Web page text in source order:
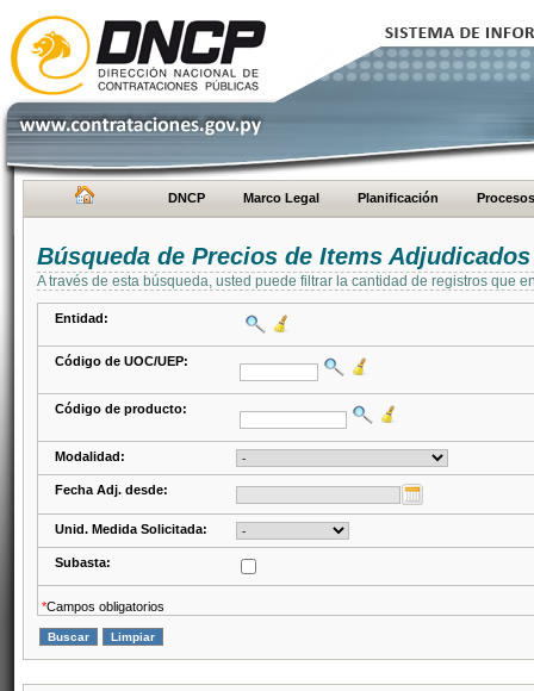
DNCP Marco Legal Planificación Procesos
Búsqueda de Precios de Items Adjudicados
A través de esta búsqueda, usted puede filtrar la cantidad de registros que
Entidad:
Código de UOC/UEP:
Código de producto:
Modalidad:
Fecha Adj. desde:
Unid. Medida Solicitada:
Subasta:
*Campos obligatorios